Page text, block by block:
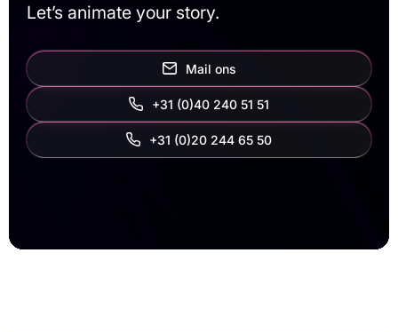
Let’s animate your story.
Mail ons
+31 (0)40 240 51 51
‭+31 (0)20 244 65 50‬